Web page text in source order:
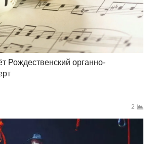
Рождественский органно-
2